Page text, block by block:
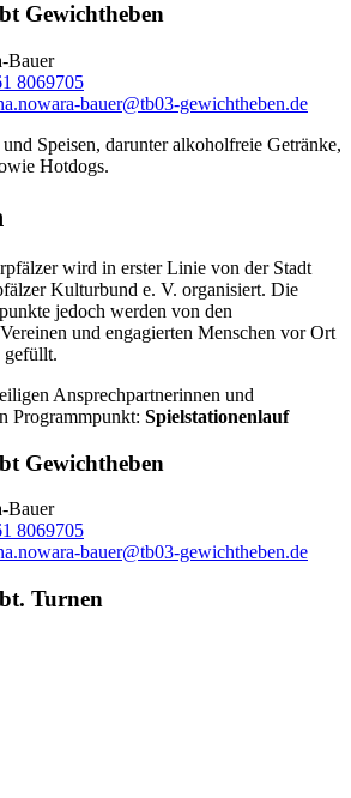
Gewichtheben
Bauer
8069705
bauer@tb03-gewichtheben.de
Speisen, darunter alkoholfreie Getränke,
Hotdogs.
wird in erster Linie von der Stadt
Kulturbund e. V. organisiert. Die
jedoch werden von den
und engagierten Menschen vor Ort
gefüllt.
Ansprechpartnerinnen und
Programmpunkt: Spielstationenlauf
Gewichtheben
Bauer
8069705
bauer@tb03-gewichtheben.de
Turnen